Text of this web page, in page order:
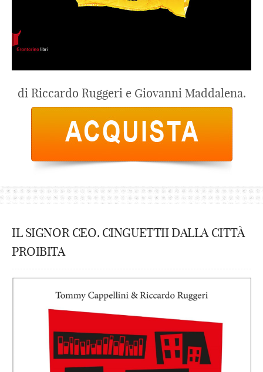
di Riccardo Ruggeri e Giovanni Maddalena.
IL SIGNOR CEO. CINGUETTII DALLA CITTÀ
PROIBITA